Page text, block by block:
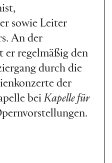
sowie Leiter
An der
er regelmäßig den
durch die
der
bei Kapelle für